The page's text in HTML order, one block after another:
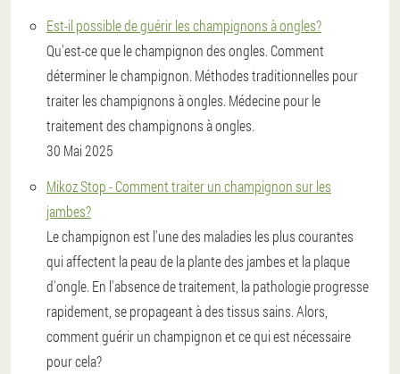
Est-il possible de guérir les champignons à ongles?
Qu'est-ce que le champignon des ongles. Comment
déterminer le champignon. Méthodes traditionnelles pour
traiter les champignons à ongles. Médecine pour le
traitement des champignons à ongles.
30 Mai 2025
Mikoz Stop - Comment traiter un champignon sur les
jambes?
Le champignon est l'une des maladies les plus courantes
qui affectent la peau de la plante des jambes et la plaque
d'ongle. En l'absence de traitement, la pathologie progresse
rapidement, se propageant à des tissus sains. Alors,
comment guérir un champignon et ce qui est nécessaire
pour cela?